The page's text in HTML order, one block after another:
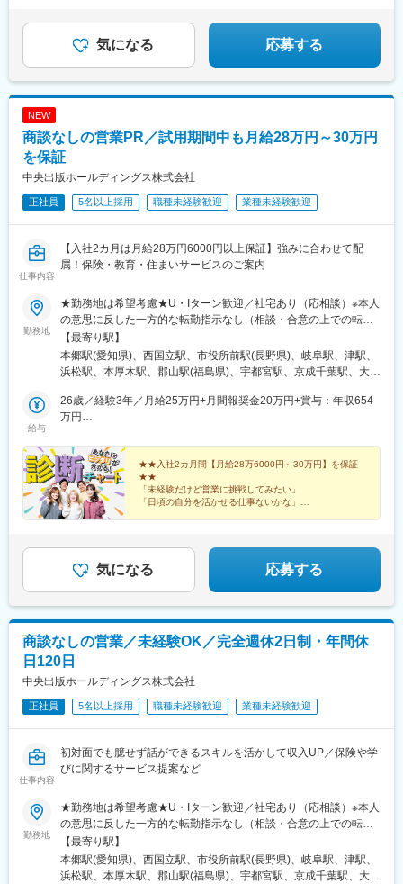
業成長」を推進しています。
従業員はアプリを提示するだけで、全国の提携店舗（飲食店、フ
ィットネスジム、映画館、旅行、美容、育児・介護支援など）で
割引や優待を受けることが可能です。業界最安水準の月額費用を
強みに、これまで予算の都合で福利厚生を充実させられなかった
変更の範囲：会社の定める業務
喫煙防止対策済
崎宮前駅、鹿児島中央駅前駅、土橋駅(広島県)、郵便局前駅、西８
丁目駅
仕事へチャレンジが可能です！
気になる 応募する
NEW
商談なしの営業PR／試用期間中も月給28万円～30万円
を保証
中央出版ホールディングス株式会社
正社員 5名以上採用 職種未経験歓迎 業種未経験歓迎
仕事内容
【入社2カ月は月給28万円6000円以上保証】強みに合わせて配
属！保険・教育・住まいサービスのご案内
勤務地
★勤務地は希望考慮★U・Iターン歓迎／社宅あり（応相談）※本人
の意思に反した一方的な転勤指示なし（相談・合意の上での転勤
の可能性あり）※希望があればエリア外へ転勤可▼北海道・東北北
海道札幌市青森県青森市宮城県仙台市山形県山形市福島県郡山市
岩手県盛岡市▼関東東京都八王子市、立川市、北区神奈川県横浜
宇都宮市群馬県高崎市、前橋市茨城県水戸市、土浦市▼東海愛知
県一宮市、名古屋市静岡県静岡市、浜松市岐阜県岐阜市三重県津
市、姫路市和歌山県和歌山市▼北陸新潟県新潟市、長岡市石川県
金沢市富山県富山市長野県長野市、松本市福井県福井市▼中国・
四国愛媛県松山市岡山県岡山市広島県広島市山口県山口市香川県
高松市▼九州・沖縄熊本県熊本市鹿児島県鹿児島市長崎県長崎市
福岡県福岡市大分県大分市沖縄県那覇市※各グループ会社への在籍
煙防止対策済
【最寄り駅】
本郷駅(愛知県)、西国立駅、市役所前駅(長野県)、岐阜駅、津駅、
浜松駅、本厚木駅、郡山駅(福島県)、宇都宮駅、京成千葉駅、大宮
駅(京都市営)、西中島南方駅、和歌山市駅、金沢駅、栗林公園北口
駅、県庁前駅(富山県)、天王寺駅、博多駅、大分駅、水道町駅、都
駅、中央区役所前駅、青森駅、上盛岡駅、北四番丁駅、山形駅、
中島公園駅、泉中央駅、東宿郷駅、高崎駅、稲毛駅、王子駅、八
王子駅、三ツ沢下町駅、関屋駅(新潟県)、静岡駅、上社駅、桂駅、
堺市駅、中央市場前駅、大元駅、松島二丁目駅、佐伯区役所前
駅、東比恵駅、二中通駅、琴似駅(札幌市営)、八乙女駅、土浦駅、
駅、南富山駅、越前新保駅、松本駅、藤が丘駅(愛知県)、尾張一宮
駅、春日町駅、江坂駅、三国ケ丘駅(大阪府)、新神戸駅、大雲寺前
中津駅(地下鉄)、山陽姫路駅、九品寺交差点駅、本町駅、あおば通
駅、偕楽園駅、葭川公園駅、横浜駅、遠州病院駅、貿易センター
駅、中電前駅、高見馬場駅、一社駅、立川南駅、長野駅、新浜松
駅、千葉中央駅、上熊谷駅、南方駅(大阪府)、栗林公園駅、新富町
駅(富山県)、天王寺駅前駅、通町筋駅、中洲通駅、小網町駅、城下
駅(岡山県)、市役所前駅(愛媛県)、資生館小学校前駅、北仙台駅、
山鼻９条駅、駅東公園前駅、王子駅前駅、反町駅、広電五日市
駅、荒田八幡駅、琴似駅(函館本線)、宇都宮駅東口駅、馬車道駅、
船橋駅、南富山駅前駅、西松本駅、名鉄一宮駅、百舌鳥駅、春日
野道駅(阪急線)、烏丸駅、東中央町駅、比治山下駅、ＪＲ松山駅前
宮下駅、中崎町駅、姫路駅、交通局前駅(熊本県)、肥後橋駅、仙台
駅、三宮・花時計前駅、袋町駅、天文館通駅、立川駅、権堂駅、
千葉駅、新大阪駅、栗林駅、丸の内駅(富山県)、大阪阿部野橋駅、
藤崎宮前駅、鹿児島中央駅前駅、土橋駅(広島県)、郵便局前駅、西
８丁目駅、東本願寺前駅、栄町駅(東京都)、神奈川駅、五日市駅、
給与
26歳／経験3年／月給25万円+月間報奨金20万円+賞与：年収654
万円
万円
★★入社2カ月間【月給28万6000円～30万円】を保証
★★
「未経験だけど営業に挑戦してみたい」
「日頃の自分を活かせる仕事ないかな」
気になる 応募する
商談なしの営業／未経験OK／完全週休2日制・年間休
日120日
中央出版ホールディングス株式会社
正社員 5名以上採用 職種未経験歓迎 業種未経験歓迎
仕事内容
初対面でも臆せず話ができるスキルを活かして収入UP／保険や学
びに関するサービス提案など
勤務地
★勤務地は希望考慮★U・Iターン歓迎／社宅あり（応相談）※本人
の意思に反した一方的な転勤指示なし（相談・合意の上での転勤
の可能性あり）※希望があればエリア外へ転勤可▼北海道・東北北
海道札幌市青森県青森市宮城県仙台市山形県山形市福島県郡山市
岩手県盛岡市▼関東東京都八王子市、立川市、北区神奈川県横浜
【最寄り駅】
本郷駅(愛知県)、西国立駅、市役所前駅(長野県)、岐阜駅、津駅、
浜松駅、本厚木駅、郡山駅(福島県)、宇都宮駅、京成千葉駅、大宮